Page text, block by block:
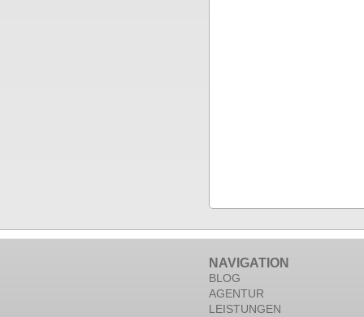
NAVIGATION
BLOG
AGENTUR
LEISTUNGEN